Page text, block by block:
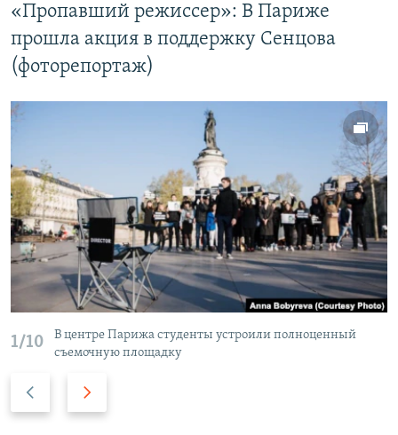
«Пропавший режиссер»: В Париже
прошла акция в поддержку Сенцова
(фоторепортаж)
1/10
В центре Парижа студенты устроили полноценный
съемочную площадку